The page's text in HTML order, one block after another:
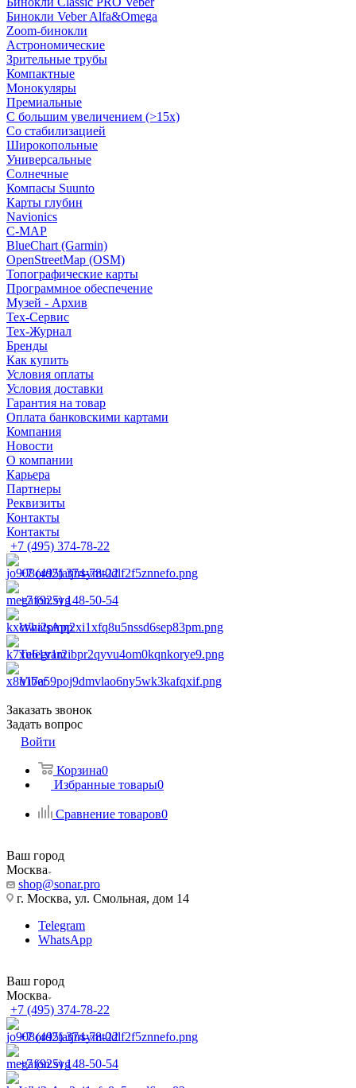
Бинокли Veber Alfa&Omega
Zoom-бинокли
Астрономические
Зрительные трубы
Компактные
Монокуляры
Премиальные
С большим увеличением (>15x)
Со стабилизацией
Широкопольные
Универсальные
Солнечные
Компасы Suunto
Карты глубин
Navionics
C-MAP
BlueChart (Garmin)
OpenStreetMap (OSM)
Топографические карты
Программное обеспечение
Музей - Архив
Tex-Сервис
Тех-Журнал
Бренды
Как купить
Условия оплаты
Условия доставки
Гарантия на товар
Оплата банковскими картами
Компания
Новости
О компании
Карьера
Партнеры
Реквизиты
Контакты
Контакты
+7 (495) 374-78-22
+7 (495) 374-78-22
+7 (925) 148-50-54
WhatsApp
Telegram
Viber
Заказать звонок
Задать вопрос
Войти
Корзина0
Избранные товары0
Сравнение товаров0
Ваш город
Москва
shop@sonar.pro
г. Москва, ул. Смольная, дом 14
Telegram
WhatsApp
Ваш город
Москва
+7 (495) 374-78-22
+7 (495) 374-78-22
+7 (925) 148-50-54